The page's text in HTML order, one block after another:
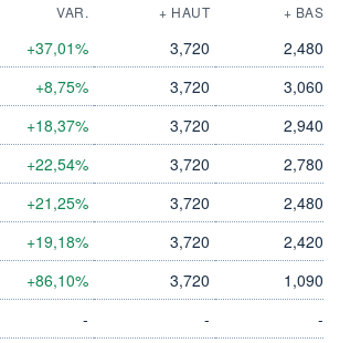
VAR. + HAUT + BAS
+37,01% 3,720
2,480
+8,75% 3,720
3,060
+18,37% 3,720
2,940
+22,54% 3,720
2,780
+21,25% 3,720
2,480
+19,18% 3,720
2,420
+86,10% 3,720
1,090
- -
-